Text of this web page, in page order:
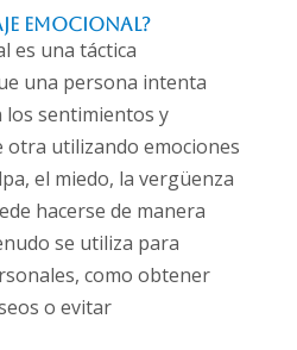
Emocional?
es una táctica
una persona intenta
sentimientos y
utilizando emociones
el miedo, la vergüenza
hacerse de manera
se utiliza para
como obtener
o evitar